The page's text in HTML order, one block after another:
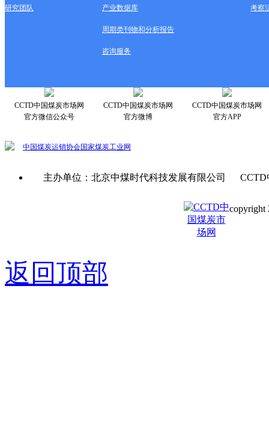
研究团队 产业数据库 考察
周期类刊物和分析报告
咨询服务
CCTD中国煤炭市场网
官方微信公众号
CCTD中国煤炭市场网
官方微博
CCTD中国煤炭市场网
官方APP
中国煤炭运销协会国家煤炭工业网
主办单位：北京中煤时代科技发展有限公司
copyright
返回顶部